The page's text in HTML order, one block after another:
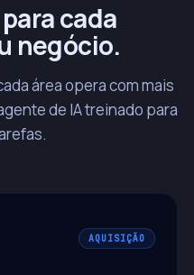
cada
negócio.
área opera com mais
de IA treinado para
AQUISIÇÃO